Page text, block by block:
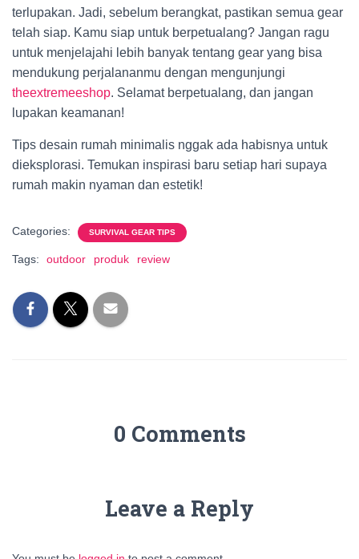
terlupakan. Jadi, sebelum berangkat, pastikan semua gear
telah siap. Kamu siap untuk berpetualang? Jangan ragu
untuk menjelajahi lebih banyak tentang gear yang bisa
mendukung perjalananmu dengan mengunjungi
theextremeeshop. Selamat berpetualang, dan jangan
lupakan keamanan!
Tips desain rumah minimalis nggak ada habisnya untuk
dieksplorasi. Temukan inspirasi baru setiap hari supaya
rumah makin nyaman dan estetik!
Categories: SURVIVAL GEAR TIPS
Tags: outdoor produk review
0 Comments
Leave a Reply